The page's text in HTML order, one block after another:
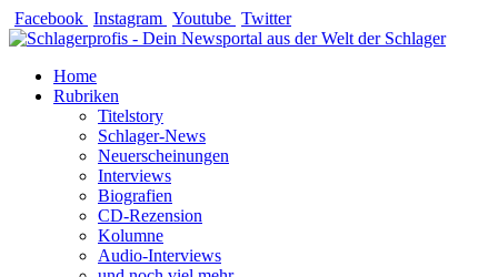
Zum
Inhalt
Facebook Instagram Youtube Twitter
Home
Rubriken
Titelstory
Schlager-News
Neuerscheinungen
Interviews
Biografien
CD-Rezension
Kolumne
Audio-Interviews